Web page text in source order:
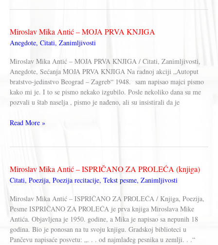
SA
ĐAVOLOM
Miroslav Mika Antić – MOJA PRVA KNJIGA
Anegdote, Citati, Zanimljivosti
Miroslav Mika Antić – MOJA PRVA KNJIGA / Citati, Zanimljivosti,
Anegdote, Sećanja MOJA PRVA KNJIGA Na radnoj akciji „Autoput
bratstvo-jedinstvo Beograd – Zagreb“ 1948. sam napisao majci pismo
kako mi je. I to se pismo nekako izgubilo. Posle nekoliko dana su me
pozvali u štab naselja , pismo je nađeno, ali su insistirali da je
Miroslav
PRVA
KNJIGA
Read More »
Miroslav Mika Antić – ISPRIČANO ZA PROLEĆA (knjiga)
Citati, Poezija, Poezija recitacije, Tekst pesme, Zanimljivosti
Miroslav Mika Antić – ISPRIČANO ZA PROLEĆA / Knjiga, Poezija,
Pesme ISPRIČANO ZA PROLEĆA je prva knjiga Miroslava Mike
Antića. Objavljena je 1950. godine, a Mika je napisao sa nepunih 18
godina. Bio je ponosan na tu svoju knjigu. Gradskoj biblioteci u
Pančevu napisaće posvetu: „. . . od najmlađeg pesnika u zemlji. . .“